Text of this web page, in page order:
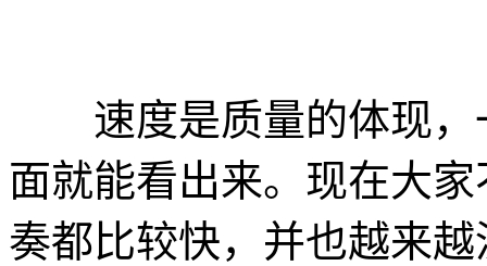
速度是质量的体现，
面就能看出来。现在大
奏都比较快，并也越来